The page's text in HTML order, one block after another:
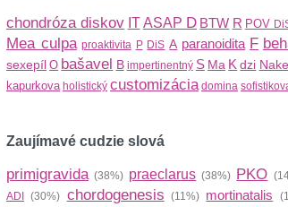
chondróza diskov IT ASAP D BTW R POV
Mea culpa proaktivita P DiS A paranoidita F
sexepíl O bašavel B impertinentný S Ma K dzi
kapurkova holistický customizácia domina
Zaujímavé cudzie slová
primigravida(38%) praeclarus (38%) PKO
ADI
(30%) chordogenesis (11%) mortinatalis